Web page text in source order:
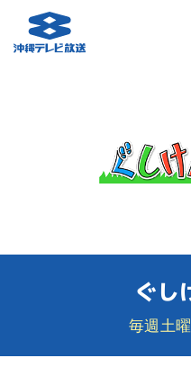
ぐし
毎週土